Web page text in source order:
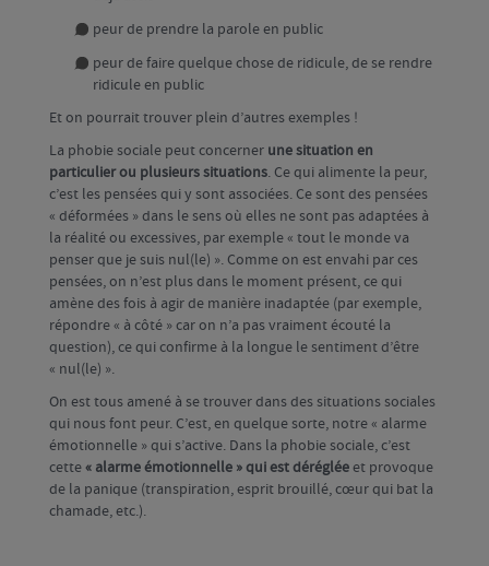
peur de prendre la parole en public
peur de faire quelque chose de ridicule, de se rendre
ridicule en public
Et on pourrait trouver plein d’autres exemples !
La phobie sociale peut concerner une situation en
particulier ou plusieurs situations. Ce qui alimente la peur,
c’est les pensées qui y sont associées. Ce sont des pensées
« déformées » dans le sens où elles ne sont pas adaptées à
la réalité ou excessives, par exemple « tout le monde va
penser que je suis nul(le) ». Comme on est envahi par ces
pensées, on n’est plus dans le moment présent, ce qui
amène des fois à agir de manière inadaptée (par exemple,
répondre « à côté » car on n’a pas vraiment écouté la
question), ce qui confirme à la longue le sentiment d’être
« nul(le) ».
On est tous amené à se trouver dans des situations sociales
qui nous font peur. C’est, en quelque sorte, notre « alarme
émotionnelle » qui s’active. Dans la phobie sociale, c’est
cette« alarme émotionnelle » qui est dérégléeet provoque
de la panique (transpiration, esprit brouillé, cœur qui bat la
chamade, etc.).